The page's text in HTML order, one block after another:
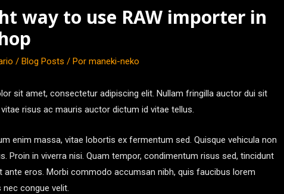
way to use RAW importer in
/Blog Posts / Pormaneki-neko
sit amet, consectetur adipiscing elit. Nullam fringilla auctor dui sit
risus ac mauris auctor dictum id vitae tellus.
enim massa, vitae lobortis ex fermentum sed. Quisque vehicula non
Proin in viverra nisi. Quam tempor, condimentum risus sed, tincidunt
ante eros. Morbi commodo accumsan nibh, quis faucibus lorem
nec congue velit.